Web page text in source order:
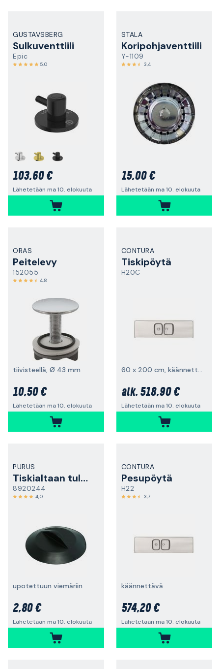
GUSTAVSBERG
Sulkuventtiili
Epic
5,0
103,60 €
Lähetetään ma 10. elokuuta
STALA
Koripohjaventtiili
Y-1109
3,4
15,00 €
Lähetetään ma 10. elokuuta
ORAS
Peitelevy
152055
4,8
tiivisteellä, Ø 43 mm
10,50 €
Lähetetään ma 10. elokuuta
CONTURA
Tiskipöytä
H20C
60 x 200 cm, käännettävä
alk. 518,90 €
Lähetetään ma 10. elokuuta
PURUS
Tiskialtaan tulppa
8920244
4,0
upotettuun viemäriin
2,80 €
Lähetetään ma 10. elokuuta
CONTURA
Pesupöytä
H22
3,7
käännettävä
574,20 €
Lähetetään ma 10. elokuuta